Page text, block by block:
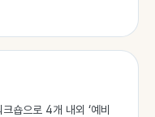
숍으로 4개 내외 ‘예비